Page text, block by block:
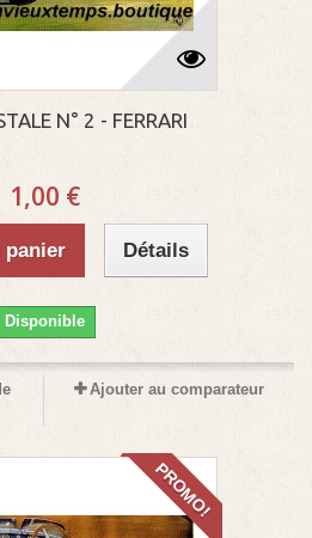
N° 2 - FERRARI
1,00 €
panier Détails
Disponible
Ajouter au comparateur
PROMO!